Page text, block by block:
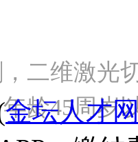
二维激光
年龄45周
金坛人才